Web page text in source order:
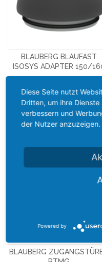
BLAUBERG BLAUFAST
ISOSYS ADAPTER 150/
30,14 €
DETAILS
NICHT AUF LAGER
BLAUBERG
Diese Seite nutzt
Dritten, um ihre
verbessern und
der Nutzer anzuzeigen.
Powered by